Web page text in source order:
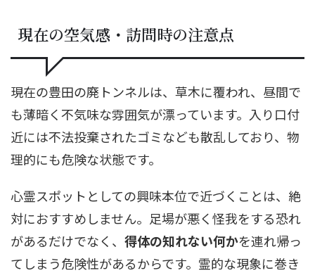
現在の空気感・訪問時の注意点
現在の豊田の廃トンネルは、草木に覆われ、昼間で
も薄暗く不気味な雰囲気が漂っています。入り口付
近には不法投棄されたゴミなども散乱しており、物
理的にも危険な状態です。
心霊スポットとしての興味本位で近づくことは、絶
対におすすめしません。足場が悪く怪我をする恐れ
があるだけでなく、 得体の知れない何かを連れ帰っ
てしまう危険性があるからです。霊的な現象に巻き